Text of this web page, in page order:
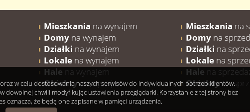
Mieszkania na wynajem
Domy na wynajem
Działki na wynajem
Lokale na wynajem
Hale na wynajem
Obiektyna wynajem
Mieszkania na
Domy na
Działki na
Lokale na
Hale na
Obiektyna
w celu dostosowania naszych serwisów do indywidualnych potrzeb klientów.
dowolnej chwili modyfikując ustawienia przeglądarki. Korzystanie z tej strony bez
oznacza, że będą one zapisane w pamięci urządzenia.